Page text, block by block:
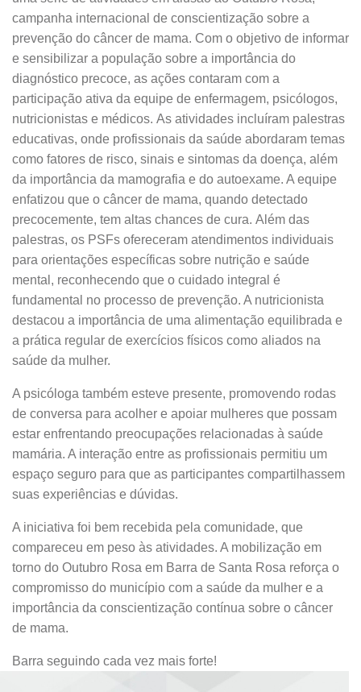
campanha internacional de conscientização sobre a
prevenção do câncer de mama. Com o objetivo de informar
e sensibilizar a população sobre a importância do
diagnóstico precoce, as ações contaram com a
participação ativa da equipe de enfermagem, psicólogos,
nutricionistas e médicos. As atividades incluíram palestras
educativas, onde profissionais da saúde abordaram temas
como fatores de risco, sinais e sintomas da doença, além
da importância da mamografia e do autoexame. A equipe
enfatizou que o câncer de mama, quando detectado
precocemente, tem altas chances de cura. Além das
palestras, os PSFs ofereceram atendimentos individuais
para orientações específicas sobre nutrição e saúde
mental, reconhecendo que o cuidado integral é
fundamental no processo de prevenção. A nutricionista
destacou a importância de uma alimentação equilibrada e
a prática regular de exercícios físicos como aliados na
saúde da mulher.
A psicóloga também esteve presente, promovendo rodas
de conversa para acolher e apoiar mulheres que possam
estar enfrentando preocupações relacionadas à saúde
mamária. A interação entre as profissionais permitiu um
espaço seguro para que as participantes compartilhassem
suas experiências e dúvidas.
A iniciativa foi bem recebida pela comunidade, que
compareceu em peso às atividades. A mobilização em
torno do Outubro Rosa em Barra de Santa Rosa reforça o
compromisso do município com a saúde da mulher e a
importância da conscientização contínua sobre o câncer
de mama.
Barra seguindo cada vez mais forte!